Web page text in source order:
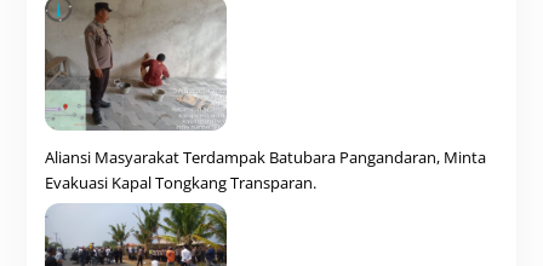
Aliansi Masyarakat Terdampak Batubara Pangandaran, Minta
Evakuasi Kapal Tongkang Transparan.